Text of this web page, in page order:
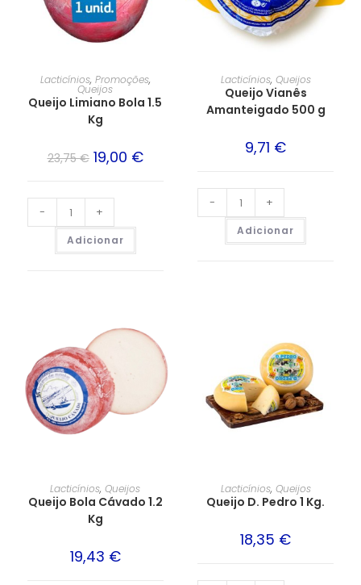
Lacticínios, Promoções,
Queijos
Queijo Limiano Bola 1.5
Kg
23,75€ 19,00 €
- +
Adicionar
Lacticínios, Queijos
Queijo Vianês
Amanteigado 500 g
9,71 €
- +
Adicionar
Lacticínios,Queijos
Queijo Bola Cávado 1.2
Kg
19,43 €
Lacticínios, Queijos
Queijo D. Pedro 1 Kg.
18,35 €